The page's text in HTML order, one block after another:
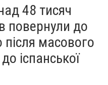
48 тисяч
повернули до
масового
іспанської